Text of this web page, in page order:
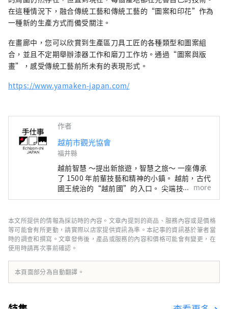
在這種情況下，融合傳統工藝和傳統工藝的“圖案和印花”作為
一種新的生產方式而備受關注。
在畫廊中，您可以欣賞到生產區刀具工匠的各種類型和圖案組
合，並且不定期舉辦漆器工作和磨刀工作坊。通過“圖案與版
畫”，感受傳統工藝前所未有的表現形式。
https://www.yamaken-japan.com/
作者
越前市觀光協會
福井縣
越前智慧 ～提出新旅遊，智慧之旅～ 一座傳承
了 1500 年前輩技藝和精神的小鎮。 越前，古代
國王統治的“越前國”的入口。 尖端技術和文
化最先從日本海彼岸流入的智慧之地，成為日本
的傳統產業中，在生活在這裡的人們的心中，還
活著著人類想要帶給下一個1000年的普世智
慧。 此時此地，跨越國界、跨越時空的交流孕
育著未來。 尋找光的新探索。 歡迎來到越前。
more
本文所提供的情報為採訪時的內容。文章內提到的商品、服務內容或是價格
等可能會有所更動，請實際以店家提供資訊為準。本記事的資訊基於筆者當
時的調查和撰寫。文章發佈後，產品或服務的內容和價格可能會有變更，在
使用時請再次事前確認。
本頁面部分為自動翻譯。